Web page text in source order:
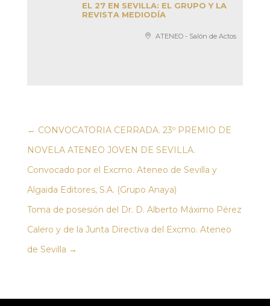
EL 27 EN SEVILLA: EL GRUPO Y LA
REVISTA MEDIODÍA
ATENEO - Salón de Actos
← CONVOCATORIA CERRADA. 23º PREMIO DE
NOVELA ATENEO JOVEN DE SEVILLA.
Convocado por el Excmo. Ateneo de Sevilla y
Algaida Editores, S.A. (Grupo Anaya)
Toma de posesión del Dr. D. Alberto Máximo Pérez
Calero y de la Junta Directiva del Excmo. Ateneo
de Sevilla →